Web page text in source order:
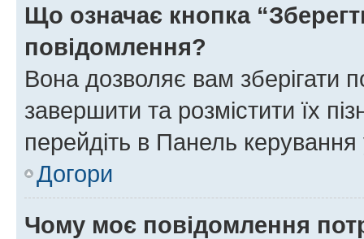
Що означає кнопка
повідомлення?
Вона дозволяє вам зберігати
завершити та розмістити їх
перейдіть в Панель керування
Догори
Чому моє повідомлення